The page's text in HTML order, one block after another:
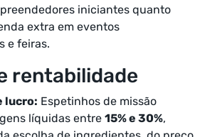
iniciantes quanto
extra em eventos
e feiras.
rentabilidade
lucro: Espetinhos de missão
líquidas entre 15% e 30%,